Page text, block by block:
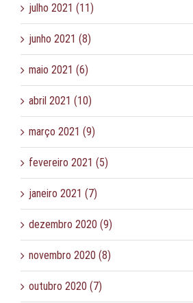
julho 2021 (11)
junho 2021 (8)
maio 2021 (6)
abril 2021 (10)
março 2021 (9)
fevereiro 2021 (5)
janeiro 2021 (7)
dezembro 2020 (9)
novembro 2020 (8)
outubro 2020 (7)